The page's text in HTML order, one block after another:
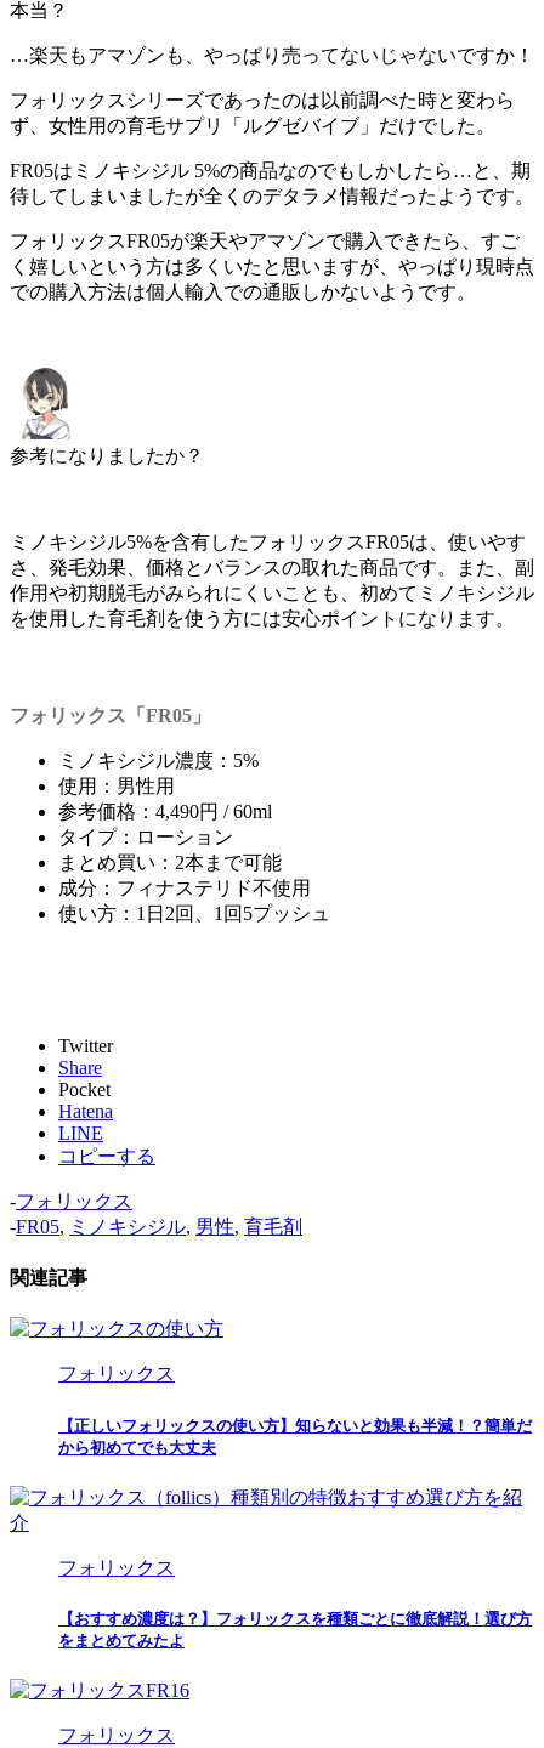
本当？
…楽天もアマゾンも、 やっぱり売ってない じゃないですか！
フォリックスシリーズであったのは以前調べた時と変わら
ず、女性用の育毛サプリ「ルグゼバイブ」だけでした。
FR05はミノキシジル 5%の商品なのでもしかしたら…と、期
待してしまいましたが全くのデタラメ情報だったようです。
フォリックスFR05が楽天やアマゾンで購入できたら、すご
く嬉しいという方は多くいたと思いますが、やっぱり 現時点
での購入方法は個人輸入での通販しかないようです。
参考になりましたか？
ミノキシジル5%を含有したフォリックスFR05は、使いやす
さ、発毛効果、価格とバランスの取れた商品です。また、副
作用や初期脱毛がみられにくいことも、初めてミノキシジル
を使用した育毛剤を使う方には安心ポイントになります。
フォリックス「FR05」
ミノキシジル濃度：5%
使用：男性用
参考価格：4,490円 / 60ml
タイプ：ローション
まとめ買い：2本まで可能
成分：フィナステリド不使用
使い方：1日2回、1回5プッシュ
Twitter
Share
Pocket
Hatena
LINE
コピーする
-フォリックス
-FR05, ミノキシジル, 男性, 育毛剤
関連記事
フォリックス
【正しいフォリックスの使い方】知らないと効果も半減！？簡単だ
から初めてでも大丈夫
フォリックス
【おすすめ濃度は？】フォリックスを種類ごとに徹底解説！選び方
をまとめてみたよ
フォリックス